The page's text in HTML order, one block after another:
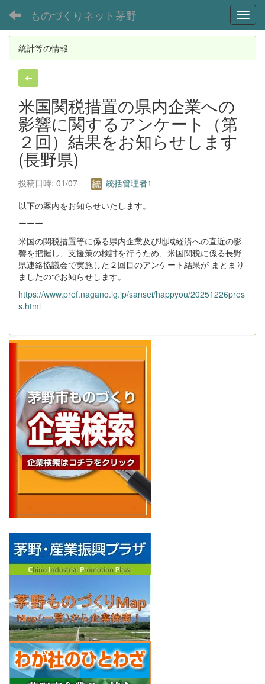
ものづくりネット茅野
統計等の情報
米国関税措置の県内企業への
影響に関するアンケート（第
２回）結果をお知らせします
(長野県)
投稿日時: 01/07
統括管理者1
以下の案内をお知らせいたします。
ーーー
米国の関税措置等に係る県内企業及び地域経済への直近の影
響を把握し、支援策の検討を行うため、米国関税に係る長野
県連絡協議会で実施した２回目のアンケート結果が まとまり
ましたのでお知らせします。
https://www.pref.nagano.lg.jp/sansei/happyou/20251226pres
s.html